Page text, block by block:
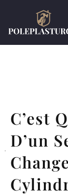
C’est
D’un